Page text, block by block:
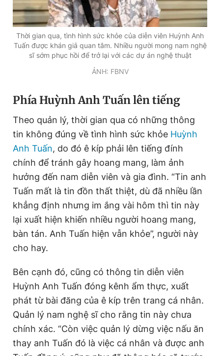
Đặt báo Quảng cáo RSS Tòa soạn Chính sách bảo
Tổng biên tập: Nguyễn Ngọc Toàn
Phó tổng biên tập thường trực: Hải Thành
Phó tổng biên tập: Lâm Hiếu Dũng
Phó tổng biên tập: Trần Việt Hưng
Tổng thư ký tòa soạn: Đức Trung
© 2003-2026 Bản quyền thuộc về Báo Thanh Niên. Cấm sao
chép dưới mọi hình thức nếu không có sự chấp thuận bằng văn
Thời gian qua, tình hình sức khỏe của diễn viên Huỳnh Anh
Tuấn được khán giả quan tâm. Nhiều người mong nam nghệ
sĩ sớm phục hồi để trở lại với các dự án nghệ thuật
ẢNH: FBNV
Phía Huỳnh Anh Tuấn lên tiếng
Theo quản lý, thời gian qua có những thông
tin không đúng về tình hình sức khỏe Huỳnh
Anh Tuấn, do đó ê kíp phải lên tiếng đính
chính để tránh gây hoang mang, làm ảnh
hưởng đến nam diễn viên và gia đình. “Tin anh
Tuấn mất là tin đồn thất thiệt, dù đã nhiều lần
khẳng định nhưng im ắng vài hôm thì tin này
lại xuất hiện khiến nhiều người hoang mang,
bàn tán. Anh Tuấn hiện vẫn khỏe”, người này
cho hay.
Bên cạnh đó, cũng có thông tin diễn viên
Huỳnh Anh Tuấn đóng kênh ẩm thực, xuất
phát từ bài đăng của ê kíp trên trang cá nhân.
Quản lý nam nghệ sĩ cho rằng tin này chưa
chính xác. “Còn việc quản lý dừng việc nấu ăn
thay anh Tuấn đó là việc cá nhân và được anh